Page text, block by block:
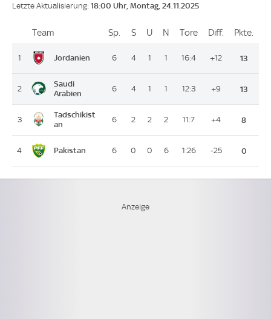
Letzte Aktualisierung: 18:00 Uhr, Montag, 24.11.2025
PlatzTeam Sp. Spiele
SSiege
U Unentschieden
N Niederlagen
Tore ToreDiff. Differenz
Pkte.
1 Jordanien 6 4 1 1 16:4 +12 13
2
Saudi
Arabien
6 4 1 1 12:3 +9 13
3
Tadschikist
an
6 2 2 2 11:7 +4 8
4 Pakistan 6 0 0 6 1:26 -25 0